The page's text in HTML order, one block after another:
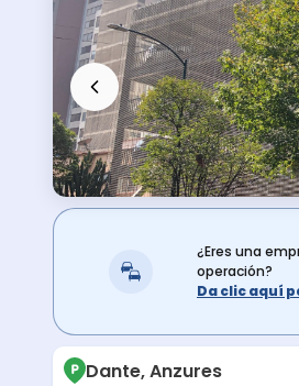
¿Eres una
operación?
Da clic aquí
Dante, Anzures